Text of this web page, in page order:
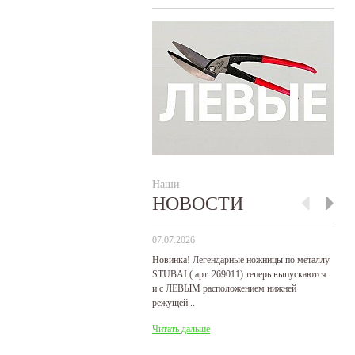
Наши
НОВОСТИ
07.07.2026
Новинка! Легендарные ножницы по металлу
STUBAI ( арт. 269011) теперь выпускаются
и с ЛЕВЫМ расположением нижней
режущей...
Читать дальше